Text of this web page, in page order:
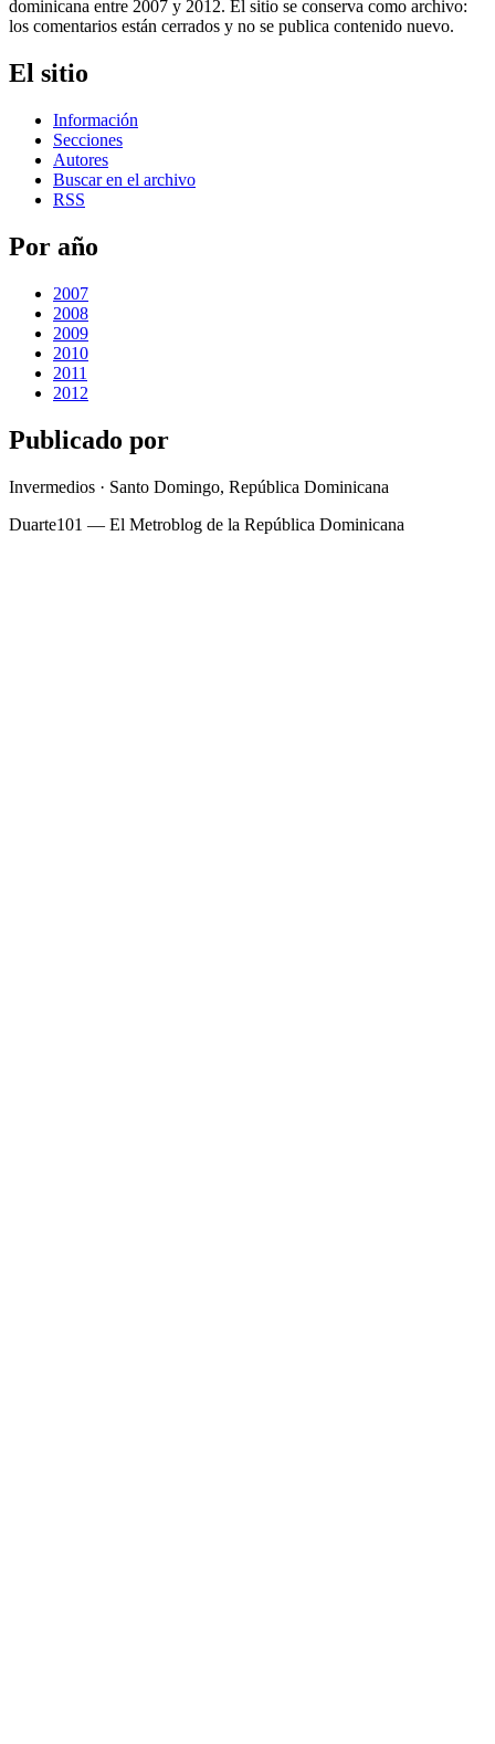
dominicana entre 2007 y 2012. El sitio se conserva como archivo:
los comentarios están cerrados y no se publica contenido nuevo.
El sitio
Información
Secciones
Autores
Buscar en el archivo
RSS
Por año
2007
2008
2009
2010
2011
2012
Publicado por
Invermedios · Santo Domingo, República Dominicana
Duarte101 — El Metroblog de la República Dominicana